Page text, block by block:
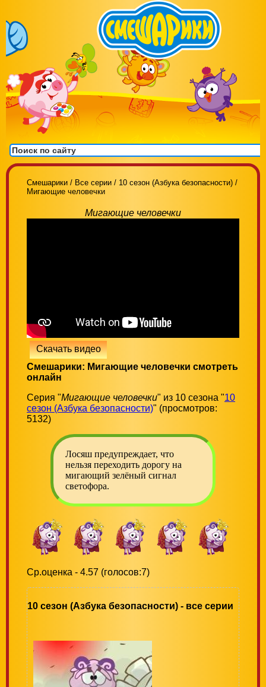
Смешарики / Все серии / 10 сезон (Азбука безопасности) /
Мигающие человечки
Мигающие человечки
Скачать видео
Смешарики: Мигающие человечки смотреть
онлайн
Серия "Мигающие человечки" из 10 сезона "10
сезон (Азбука безопасности)" (просмотров:
5132)
Лосяш предупреждает, что
нельзя переходить дорогу на
мигающий зелёный сигнал
светофора.
Ср.оценка - 4.57 (голосов:7)
10 сезон (Азбука безопасности) - все серии